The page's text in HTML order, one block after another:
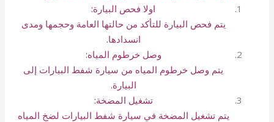
اولا فحص البيارة:
يتم فحص البيارة للتأكد من حالتها العامة وحجمها ومدى
انسدادها.
وصل خرطوم المياه:
يتم وصل خرطوم المياه من سيارة شفط البيارات إلى
البيارة.
تشغيل المضخة:
يتم تشغيل المضخة في سيارة شفط البيارات لضخ المياه